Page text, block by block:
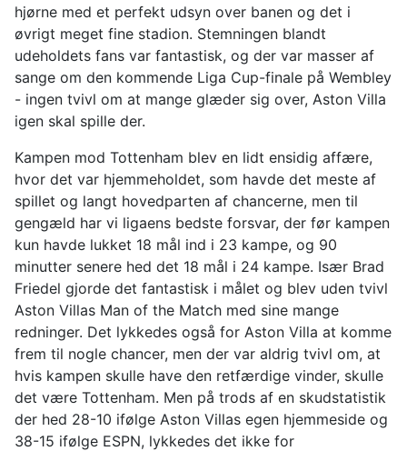
hjørne med et perfekt udsyn over banen og det i
øvrigt meget fine stadion. Stemningen blandt
udeholdets fans var fantastisk, og der var masser af
sange om den kommende Liga Cup-finale på Wembley
- ingen tvivl om at mange glæder sig over, Aston Villa
igen skal spille der.
Kampen mod Tottenham blev en lidt ensidig affære,
hvor det var hjemmeholdet, som havde det meste af
spillet og langt hovedparten af chancerne, men til
gengæld har vi ligaens bedste forsvar, der før kampen
kun havde lukket 18 mål ind i 23 kampe, og 90
minutter senere hed det 18 mål i 24 kampe. Især Brad
Friedel gjorde det fantastisk i målet og blev uden tvivl
Aston Villas Man of the Match med sine mange
redninger. Det lykkedes også for Aston Villa at komme
frem til nogle chancer, men der var aldrig tvivl om, at
hvis kampen skulle have den retfærdige vinder, skulle
det være Tottenham. Men på trods af en skudstatistik
der hed 28-10 ifølge Aston Villas egen hjemmeside og
38-15 ifølge ESPN, lykkedes det ikke for